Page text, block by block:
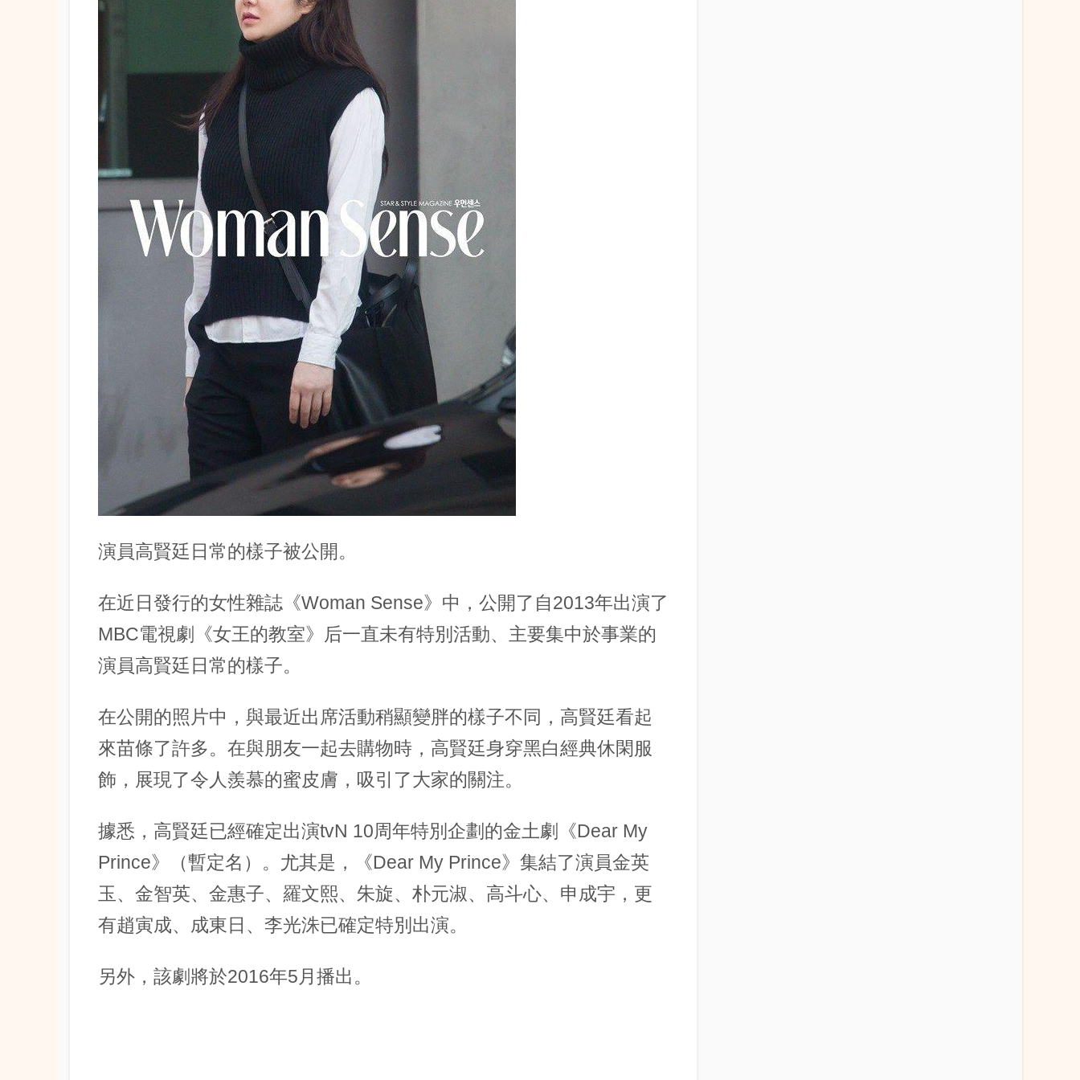
演員高賢廷日常的樣子被公開。
在近日發行的女性雜誌《Woman Sense》中，公開了自2013年出演了
MBC電視劇《女王的教室》后一直未有特別活動、主要集中於事業的
演員高賢廷日常的樣子。
在公開的照片中，與最近出席活動稍顯變胖的樣子不同，高賢廷看起
來苗條了許多。在與朋友一起去購物時，高賢廷身穿黑白經典休閑服
飾，展現了令人羨慕的蜜皮膚，吸引了大家的關注。
據悉，高賢廷已經確定出演tvN 10周年特別企劃的金土劇《Dear My
Prince》（暫定名）。尤其是，《Dear My Prince》集結了演員金英
玉、金智英、金惠子、羅文熙、朱旋、朴元淑、高斗心、申成宇，更
有趙寅成、成東日、李光洙已確定特別出演。
另外，該劇將於2016年5月播出。